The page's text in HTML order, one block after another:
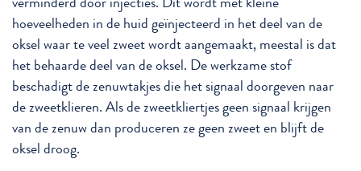
hoeveelheden in de huid geïnjecteerd in het deel van de
oksel waar te veel zweet wordt aangemaakt, meestal is dat
het behaarde deel van de oksel. De werkzame stof
beschadigt de zenuwtakjes die het signaal doorgeven naar
de zweetklieren. Als de zweetkliertjes geen signaal krijgen
van de zenuw dan produceren ze geen zweet en blijft de
oksel droog.